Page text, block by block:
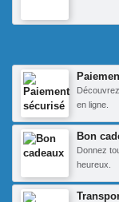
en ligne.
Bon
Donnez
heureux.